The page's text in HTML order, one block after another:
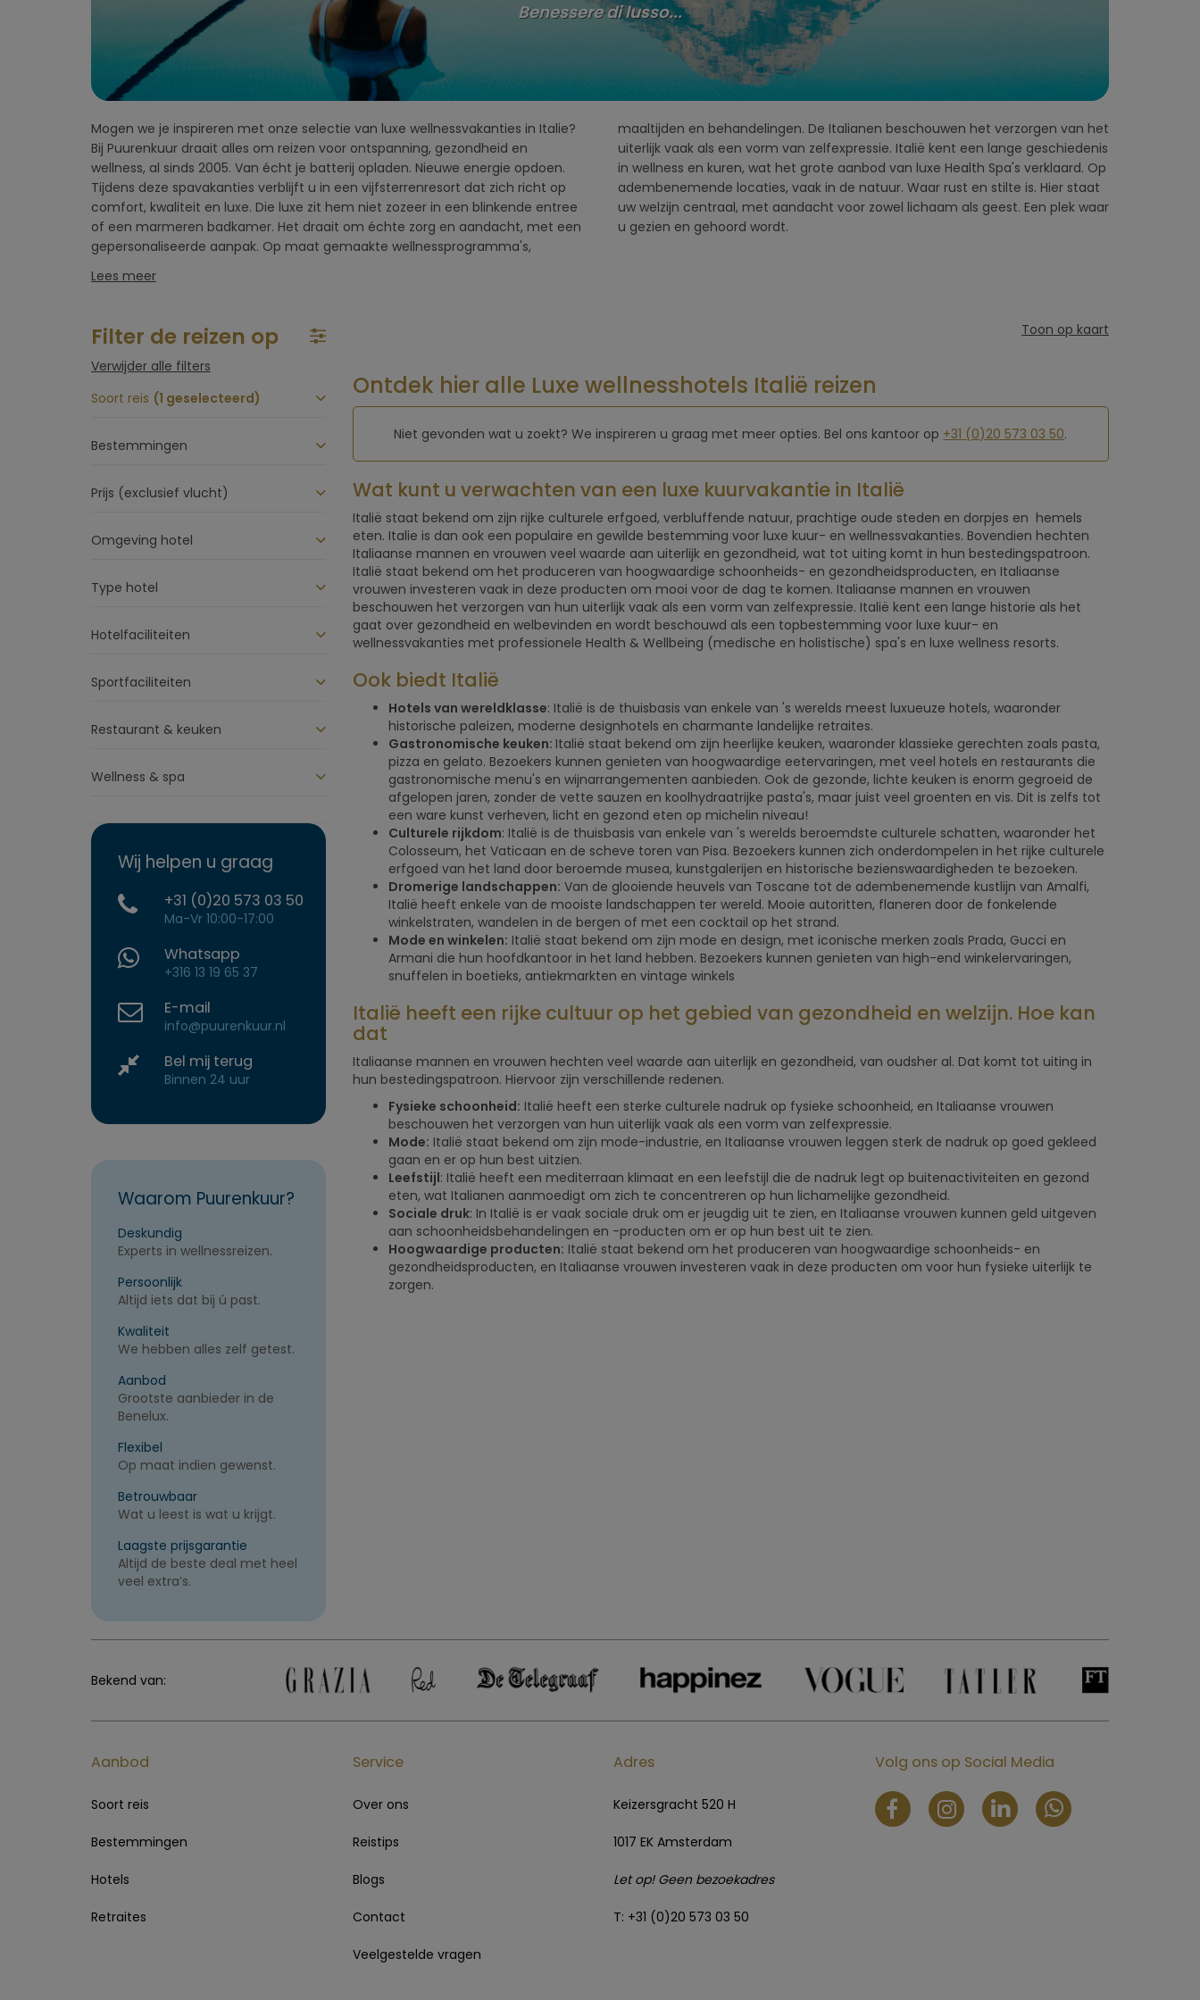
Benessere di lusso...
Mogen we je inspireren met onze selectie van luxe wellnessvakanties in Italie?
Bij Puurenkuur draait alles om reizen voor ontspanning, gezondheid en
wellness, al sinds 2005. Van écht je batterij opladen. Nieuwe energie opdoen.
Tijdens deze spavakanties verblijft u in een vijfsterrenresort dat zich richt op
comfort, kwaliteit en luxe. Die luxe zit hem niet zozeer in een blinkende entree
of een marmeren badkamer. Het draait om échte zorg en aandacht, met een
gepersonaliseerde aanpak. Op maat gemaakte wellnessprogramma's,
maaltijden en behandelingen. De Italianen beschouwen het verzorgen van het
uiterlijk vaak als een vorm van zelfexpressie. Italië kent een lange geschiedenis
in wellness en kuren, wat het grote aanbod van luxe Health Spa's verklaard. Op
adembenemende locaties, vaak in de natuur. Waar rust en stilte is. Hier staat
uw welzijn centraal, met aandacht voor zowel lichaam als geest. Een plek waar
u gezien en gehoord wordt.
Lees meer
Hotelfaciliteiten
Sportfaciliteiten
Restaurant &
Filter de reizen op
Verwijder alle filters
Soort reis (1 geselecteerd)
Bestemmingen
Prijs (exclusief vlucht)
Omgeving hotel
Type hotel
Hotelfaciliteiten
Sportfaciliteiten
Restaurant & keuken
Wellness & spa
Wij helpen u graag
+31 (0)20 573 03 50
Ma-Vr 10:00-17:00
Whatsapp
+316 13 19 65 37
E-mail
info@puurenkuur.nl
Bel mij terug
Binnen 24 uur
Waarom Puurenkuur?
Deskundig
Experts in wellnessreizen.
Persoonlijk
Altijd iets dat bij ú past.
Kwaliteit
We hebben alles zelf getest.
Aanbod
Grootste aanbieder in de
Benelux.
Flexibel
Op maat indien gewenst.
Betrouwbaar
Wat u leest is wat u krijgt.
Laagste prijsgarantie
Altijd de beste deal met heel
veel extra’s.
Toon op kaart
Ontdek hier alle Luxe wellnesshotels Italië reizen
Niet gevonden wat u zoekt? We inspireren u graag met meer opties. Bel ons kantoor op +31 (0)20 573 03 50.
Wat kunt u verwachten van een luxe kuurvakantie in Italië
Italië staat bekend om zijn rijke culturele erfgoed, verbluffende natuur, prachtige oude steden en dorpjes en hemels
eten. Italie is dan ook een populaire en gewilde bestemming voor luxe kuur- en wellnessvakanties. Bovendien hechten
Italiaanse mannen en vrouwen veel waarde aan uiterlijk en gezondheid, wat tot uiting komt in hun bestedingspatroon.
Italië staat bekend om het produceren van hoogwaardige schoonheids- en gezondheidsproducten, en Italiaanse
vrouwen investeren vaak in deze producten om mooi voor de dag te komen. Italiaanse mannen en vrouwen
beschouwen het verzorgen van hun uiterlijk vaak als een vorm van zelfexpressie. Italië kent een lange historie als het
gaat over gezondheid en welbevinden en wordt beschouwd als een topbestemming voor luxe kuur- en
wellnessvakanties met professionele Health & Wellbeing (medische en holistische) spa's en luxe wellness resorts.
Ook biedt Italië
Hotels van wereldklasse: Italië is de thuisbasis van enkele van 's werelds meest luxueuze hotels, waaronder
historische paleizen, moderne designhotels en charmante landelijke retraites.
Gastronomische keuken: Italië staat bekend om zijn heerlijke keuken, waaronder klassieke gerechten zoals pasta,
pizza en gelato. Bezoekers kunnen genieten van hoogwaardige eetervaringen, met veel hotels en restaurants die
gastronomische menu's en wijnarrangementen aanbieden. Ook de gezonde, lichte keuken is enorm gegroeid de
afgelopen jaren, zonder de vette sauzen en koolhydraatrijke pasta's, maar juist veel groenten en vis. Dit is zelfs tot
een ware kunst verheven, licht en gezond eten op michelin niveau!
Culturele rijkdom: Italië is de thuisbasis van enkele van 's werelds beroemdste culturele schatten, waaronder het
Colosseum, het Vaticaan en de scheve toren van Pisa. Bezoekers kunnen zich onderdompelen in het rijke culturele
erfgoed van het land door beroemde musea, kunstgalerijen en historische bezienswaardigheden te bezoeken.
Dromerige landschappen: Van de glooiende heuvels van Toscane tot de adembenemende kustlijn van Amalfi,
Italië heeft enkele van de mooiste landschappen ter wereld. Mooie autoritten, flaneren door de fonkelende
winkelstraten, wandelen in de bergen of met een cocktail op het strand.
Mode en winkelen: Italië staat bekend om zijn mode en design, met iconische merken zoals Prada, Gucci en
Armani die hun hoofdkantoor in het land hebben. Bezoekers kunnen genieten van high-end winkelervaringen,
snuffelen in boetieks, antiekmarkten en vintage winkels
Italië heeft een rijke cultuur op het gebied van gezondheid en welzijn. Hoe kan
dat
Italiaanse mannen en vrouwen hechten veel waarde aan uiterlijk en gezondheid, van oudsher al. Dat komt tot uiting in
hun bestedingspatroon. Hiervoor zijn verschillende redenen.
Fysieke schoonheid: Italië heeft een sterke culturele nadruk op fysieke schoonheid, en Italiaanse vrouwen
beschouwen het verzorgen van hun uiterlijk vaak als een vorm van zelfexpressie.
Mode: Italië staat bekend om zijn mode-industrie, en Italiaanse vrouwen leggen sterk de nadruk op goed gekleed
gaan en er op hun best uitzien.
Leefstijl: Italië heeft een mediterraan klimaat en een leefstijl die de nadruk legt op buitenactiviteiten en gezond
eten, wat Italianen aanmoedigt om zich te concentreren op hun lichamelijke gezondheid.
Sociale druk: In Italië is er vaak sociale druk om er jeugdig uit te zien, en Italiaanse vrouwen kunnen geld uitgeven
aan schoonheidsbehandelingen en -producten om er op hun best uit te zien.
Hoogwaardige producten: Italië staat bekend om het produceren van hoogwaardige schoonheids- en
gezondheidsproducten, en Italiaanse vrouwen investeren vaak in deze producten om voor hun fysieke uiterlijk te
zorgen.
Bekend van:
Aanbod
Soort reis
Bestemmingen
Hotels
Retraites
Service
Over ons
Reistips
Blogs
Contact
Veelgestelde vragen
Adres
Keizersgracht 520 H
1017 EK Amsterdam
Let op! Geen bezoekadres
T: +31 (0)20 573 03 50
Volg ons op Social Media